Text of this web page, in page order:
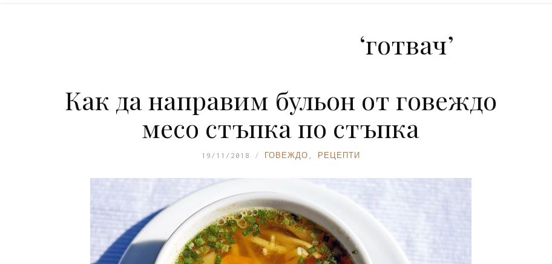
‘готвач’
Как да направим бульон от говеждо
месо стъпка по стъпка
19/11/2018 ГОВЕЖДО РЕЦЕПТИ